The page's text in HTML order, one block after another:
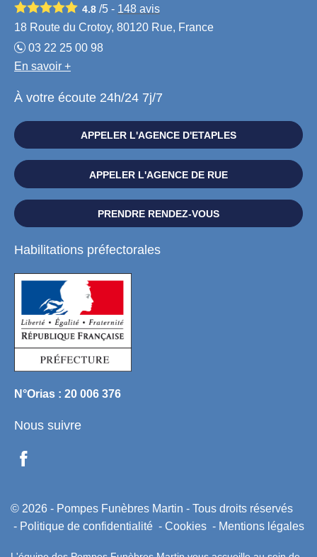
4.8 /5 - 148 avis
18 Route du Crotoy, 80120 Rue, France
03 22 25 00 98
En savoir +
À votre écoute 24h/24 7j/7
APPELER L'AGENCE D'ETAPLES
APPELER L'AGENCE DE RUE
PRENDRE RENDEZ-VOUS
Habilitations préfectorales
N°Orias : 20 006 376
Nous suivre
© 2026 - Pompes Funèbres Martin - Tous droits réservés
Politique de confidentialité
Cookies Mentions légales